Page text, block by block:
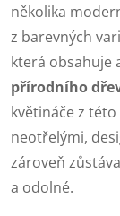
několika
z barevných
která obsahuje
přírodního
květináče z
neotřelými,
zároveň
a odolné.